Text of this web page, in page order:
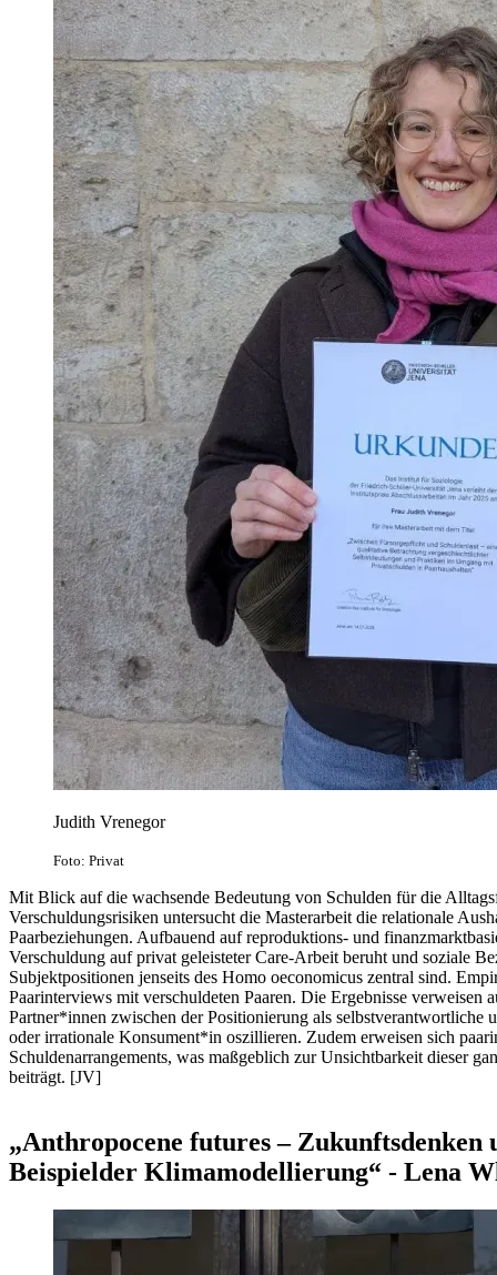
Judith Vrenegor
Foto: Privat
Mit Blick auf die wachsende Bedeutung von Schulden für die
Verschuldungsrisiken untersucht die Masterarbeit die relationale
Paarbeziehungen. Aufbauend auf reproduktions- und
Verschuldung auf privat geleisteter Care-Arbeit beruht und soziale
Subjektpositionen jenseits des Homo oeconomicus zentral sind.
Paarinterviews mit verschuldeten Paaren. Die Ergebnisse verweisen
Partner*innen zwischen der Positionierung als
oder irrationale Konsument*in oszillieren. Zudem erweisen sich
Schuldenarrangements, was maßgeblich zur Unsichtbarkeit dieser
beiträgt. [JV]
„Anthropocene futures –
Beispielder Klimamodellierung“ - Lena